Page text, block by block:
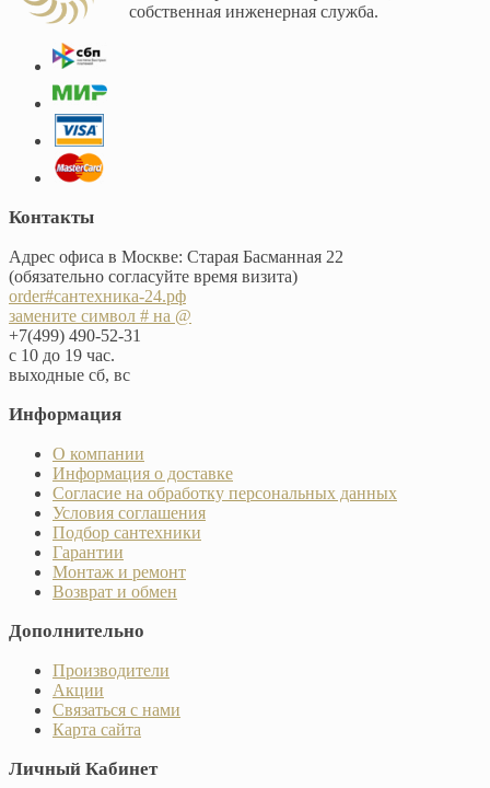
собственная инженерная служба.
Контакты
Адрес офиса в Москве: Старая Басманная 22
(обязательно согласуйте время визита)
order#сантехника-24.рф
замените символ # на @
+7(499) 490-52-31
с 10 до 19 час.
выходные сб, вс
Информация
О компании
Информация о доставке
Согласие на обработку персональных данных
Условия соглашения
Подбор сантехники
Гарантии
Монтаж и ремонт
Возврат и обмен
Дополнительно
Производители
Акции
Связаться с нами
Карта сайта
Личный Кабинет